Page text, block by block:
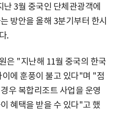
난 3월 중국인 단체관광객에
방안을 올해 3분기부터 한시
.
은 "지난해 11월 중국의 한국
에 훈풍이 불고 있다"며 "점
우 복합리조트 사업을 운영
혜택을 받을 수 있다"고 했